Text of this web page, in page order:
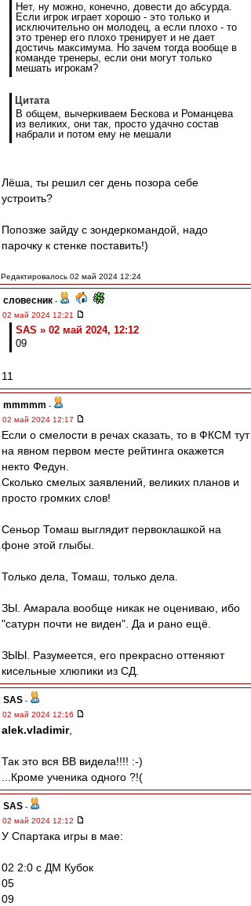
Нет, ну можно, конечно, довести до абсурда.
Если игрок играет хорошо - это только и
исключительно он молодец, а если плохо - то
это тренер его плохо тренирует и не дает
достичь максимума. Но зачем тогда вообще в
команде тренеры, если они могут только
мешать игрокам?
Цитата
В общем, вычеркиваем Бескова и Романцева
из великих, они так, просто удачно состав
набрали и потом ему не мешали
Лёша, ты решил сег день позора себе
устроить?
Попозже зайду с зондеркомандой, надо
парочку к стенке поставить!)
Редактировалось 02 май 2024 12:24
словесник -
02 май 2024 12:21
SAS » 02 май 2024, 12:12
09
11
mmmmm -
02 май 2024 12:17
Если о смелости в речах сказать, то в ФКСМ тут
на явном первом месте рейтинга окажется
некто Федун.
Сколько смелых заявлений, великих планов и
просто громких слов!
Сеньор Томаш выглядит первоклашкой на
фоне этой глыбы.
Только дела, Томаш, только дела.
ЗЫ. Амарала вообще никак не оцениваю, ибо
"сатурн почти не виден". Да и рано ещё.
ЗЫЫ. Разумеется, его прекрасно оттеняют
кисельные хлюпики из СД.
SAS -
02 май 2024 12:16
alek.vladimir,
Так это вся ВВ видела!!!! :-)
...Кроме ученика одного ?!(
SAS -
02 май 2024 12:12
У Спартака игры в мае:
02 2:0 с ДМ Кубок
05
09